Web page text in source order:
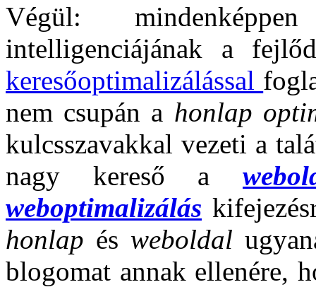
Végül:
intelligenciájának a
keresőoptimalizálással
nem csupán a honlap
kulcsszavakkal vezeti a
nagy kereső a
weboptimalizálás
honlap és weboldal
blogomat annak ellenére,